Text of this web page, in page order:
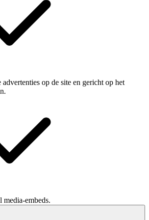
op de site en gericht op het
media-embeds.